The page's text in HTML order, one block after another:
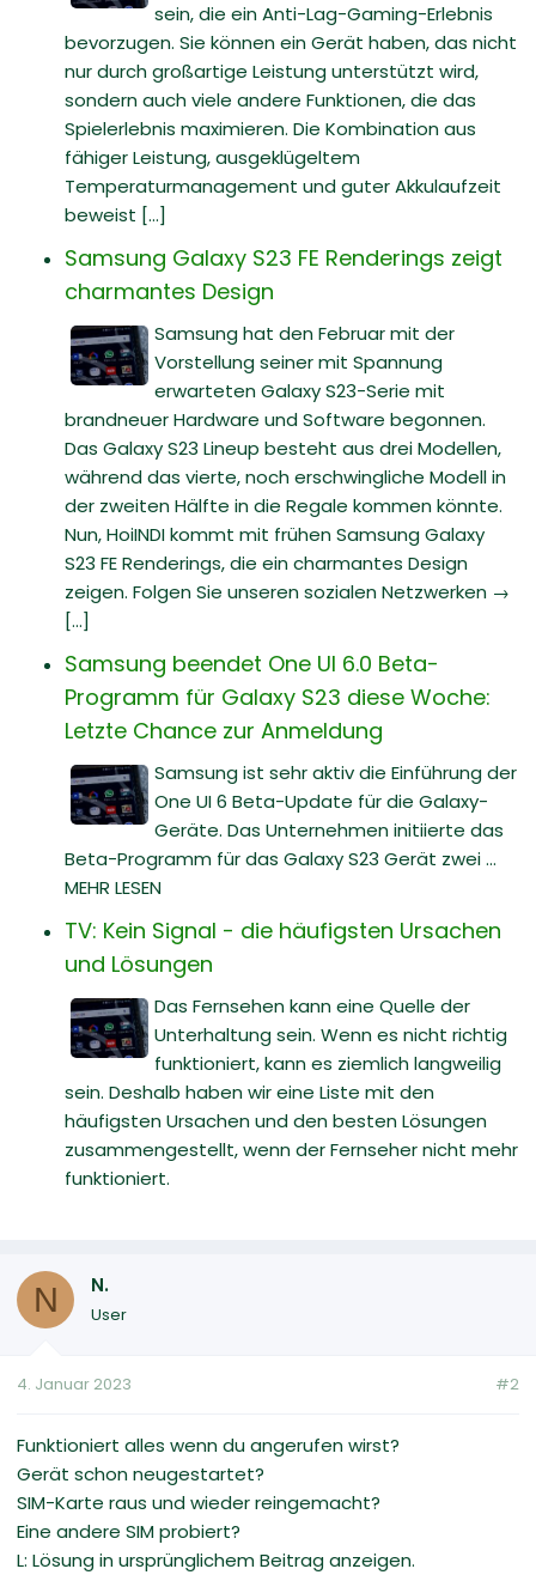
sein, die ein Anti-Lag-Gaming-Erlebnis
bevorzugen. Sie können ein Gerät haben, das nicht
nur durch großartige Leistung unterstützt wird,
sondern auch viele andere Funktionen, die das
Spielerlebnis maximieren. Die Kombination aus
fähiger Leistung, ausgeklügeltem
Temperaturmanagement und guter Akkulaufzeit
beweist [...]
Samsung Galaxy S23 FE Renderings zeigt
charmantes Design
Samsung hat den Februar mit der
Vorstellung seiner mit Spannung
erwarteten Galaxy S23-Serie mit
brandneuer Hardware und Software begonnen.
Das Galaxy S23 Lineup besteht aus drei Modellen,
während das vierte, noch erschwingliche Modell in
der zweiten Hälfte in die Regale kommen könnte.
Nun, HoiINDI kommt mit frühen Samsung Galaxy
S23 FE Renderings, die ein charmantes Design
zeigen. Folgen Sie unseren sozialen Netzwerken →
[...]
Samsung beendet One UI 6.0 Beta-
Programm für Galaxy S23 diese Woche:
Letzte Chance zur Anmeldung
Samsung ist sehr aktiv die Einführung der
One UI 6 Beta-Update für die Galaxy-
Geräte. Das Unternehmen initiierte das
Beta-Programm für das Galaxy S23 Gerät zwei ...
MEHR LESEN
TV: Kein Signal - die häufigsten Ursachen
und Lösungen
Das Fernsehen kann eine Quelle der
Unterhaltung sein. Wenn es nicht richtig
funktioniert, kann es ziemlich langweilig
sein. Deshalb haben wir eine Liste mit den
häufigsten Ursachen und den besten Lösungen
zusammengestellt, wenn der Fernseher nicht mehr
funktioniert.
N N.
User
4. Januar 2023 #2
Funktioniert alles wenn du angerufen wirst?
Gerät schon neugestartet?
SIM-Karte raus und wieder reingemacht?
Eine andere SIM probiert?
L: Lösung in ursprünglichem Beitrag anzeigen.